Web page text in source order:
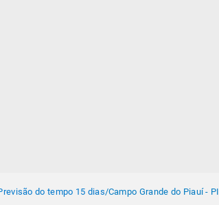
do tempo 15 dias/Campo Grande do Piauí - PI